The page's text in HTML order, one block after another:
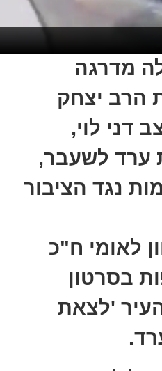
מדרגה
הרב יצחק
דני לוי,
ערד לשעבר,
נגד הציבור
לאומי ח"כ
בסרטון
'לצאת